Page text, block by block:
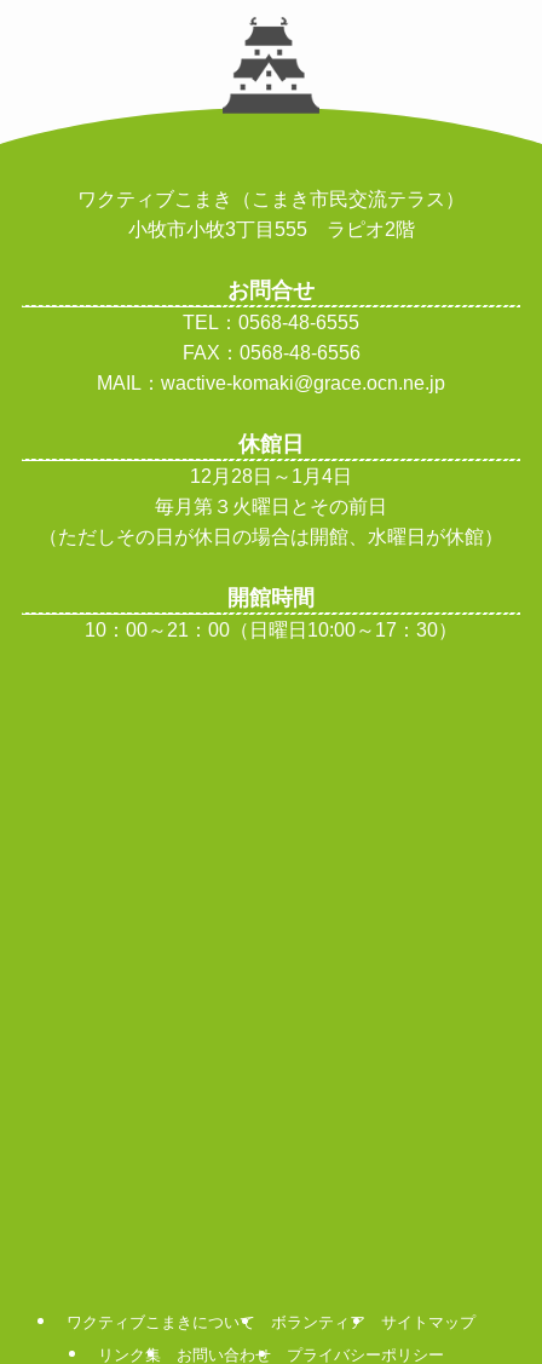
ワクティブこまき（こまき市民交流テラス）
小牧市小牧3丁目555 ラピオ2階
お問合せ
TEL：0568-48-6555
FAX：0568-48-6556
MAIL：wactive-komaki@grace.ocn.ne.jp
休館日
12月28日～1月4日
毎月第３火曜日とその前日
（ただしその日が休日の場合は開館、水曜日が休館）
開館時間
10：00～21：00（日曜日10:00～17：30）
ワクティブこまきについて ボランティア
サイトマップ
リンク集
お問い合わせ プライバシーポリシー